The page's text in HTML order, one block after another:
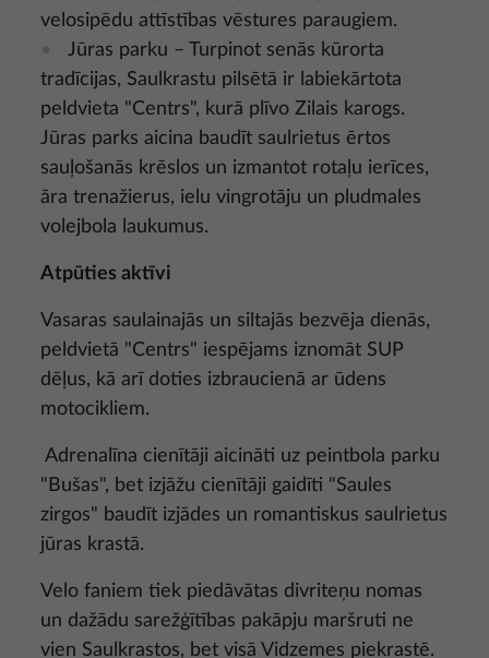
velosipēdu attīstības vēstures paraugiem.
Jūras parku – Turpinot senās kūrorta
tradīcijas, Saulkrastu pilsētā ir labiekārtota
peldvieta "Centrs", kurā plīvo Zilais karogs.
Jūras parks aicina baudīt saulrietus ērtos
sauļošanās krēslos un izmantot rotaļu ierīces,
āra trenažierus, ielu vingrotāju un pludmales
volejbola laukumus.
Atpūties aktīvi
Vasaras saulainajās un siltajās bezvēja dienās,
peldvietā "Centrs" iespējams iznomāt SUP
dēļus, kā arī doties izbraucienā ar ūdens
motocikliem.
Adrenalīna cienītāji aicināti uz peintbola parku
"Bušas", bet izjāžu cienītāji gaidīti "Saules
zirgos" baudīt izjādes un romantiskus saulrietus
jūras krastā.
Velo faniem tiek piedāvātas divriteņu nomas
un dažādu sarežģītības pakāpju maršruti ne
vien Saulkrastos, bet visā Vidzemes piekrastē.